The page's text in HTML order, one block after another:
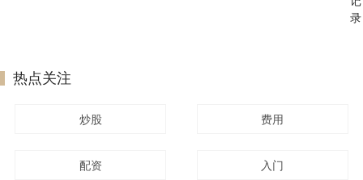
录
热点关注
炒股 费用
配资 入门